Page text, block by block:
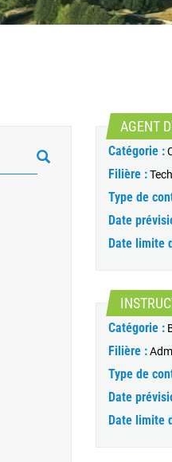
RECHERCHER
AGENT
Catégorie :
Filière :
Type de
Date
Date limite
Catégorie :
Filière :
Type de
Date
Date limite